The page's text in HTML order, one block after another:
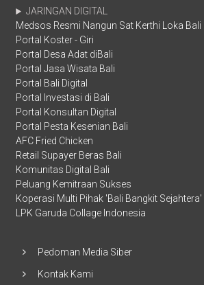
JARINGAN DIGITAL
Medsos Resmi Nangun Sat Kerthi Loka Bali
Portal Koster - Giri
Portal Desa Adat diBali
Portal Jasa Wisata Bali
Portal Bali Digital
Portal Investasi di Bali
Portal Konsultan Digital
Portal Pesta Kesenian Bali
AFC Fried Chicken
Retail Supayer Beras Bali
Komunitas Digital Bali
Peluang Kemitraan Sukses
Koperasi Multi Pihak 'Bali Bangkit Sejahtera'
LPK Garuda Collage Indonesia
Pedoman Media Siber
Kontak Kami